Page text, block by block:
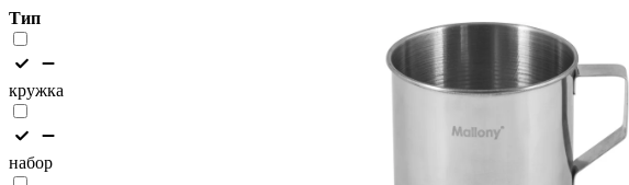
Тип
кружка
набор